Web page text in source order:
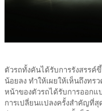
ตัวรถทั้งคันได้รับการรังสรร
น้อยลง ทำให้เผยให้เห็นถึงท
หน้าของตัวรถได้รับการออก
การเปลี่ยนแปลงครั้งสำคัญที่